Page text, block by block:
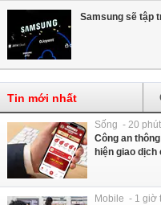
Samsung sẽ tập
Tin mới nhất
Sống - 20
Công an
hiện giao
Mobile - 1 giờ